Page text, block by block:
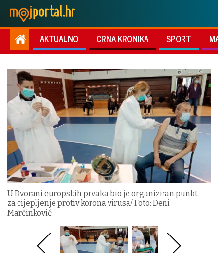
AKTUALNO CRNA KRONIKA SPORT
U Dvorani europskih prvaka bio je organiziran punkt
za cijepljenje protiv korona virusa/ Foto: Deni
Marčinković